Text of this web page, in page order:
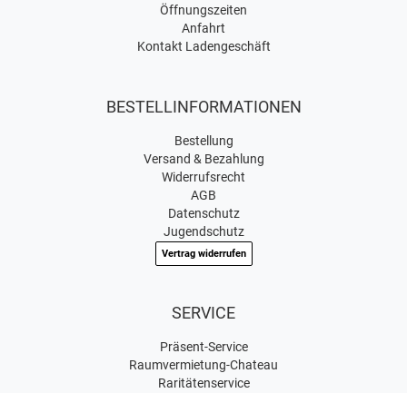
Öffnungszeiten
Anfahrt
Kontakt Ladengeschäft
BESTELLINFORMATIONEN
Bestellung
Versand & Bezahlung
Widerrufsrecht
AGB
Datenschutz
Jugendschutz
Vertrag widerrufen
SERVICE
Präsent-Service
Raumvermietung-Chateau
Raritätenservice